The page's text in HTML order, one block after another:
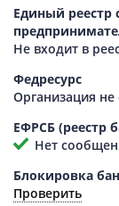
Единый реестр
Не входит в
Федресурс
Организация
ЕФРСБ (реестр
Нет
Блокировка
Проверить